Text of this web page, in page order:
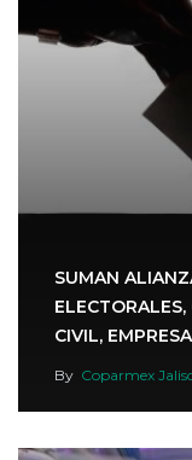
SUMAN
CIVIL,
By Coparmex